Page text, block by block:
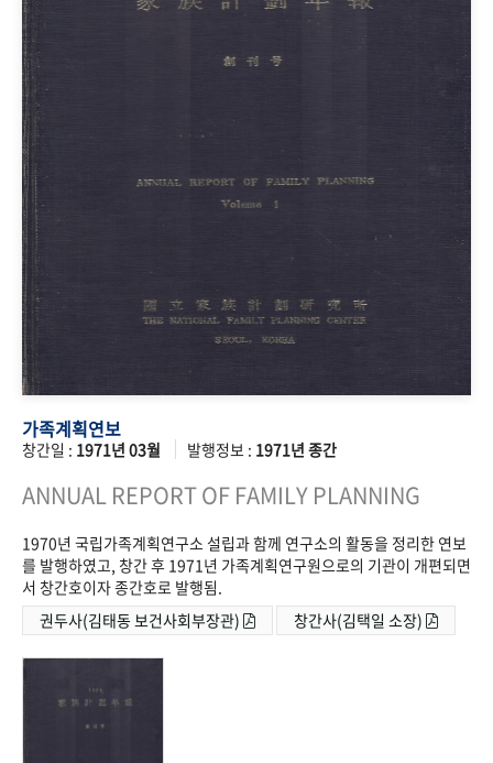
가족계획연보
창간일 : 1971년 03월 발행정보 : 1971년 종간
ANNUAL REPORT OF FAMILY PLANNING
1970년 국립가족계획연구소 설립과 함께 연구소의 활동을 정리한 연보
를 발행하였고, 창간 후 1971년 가족계획연구원으로의 기관이 개편되면
서 창간호이자 종간호로 발행됨.
권두사(김태동 보건사회부장관)
창간사(김택일 소장)